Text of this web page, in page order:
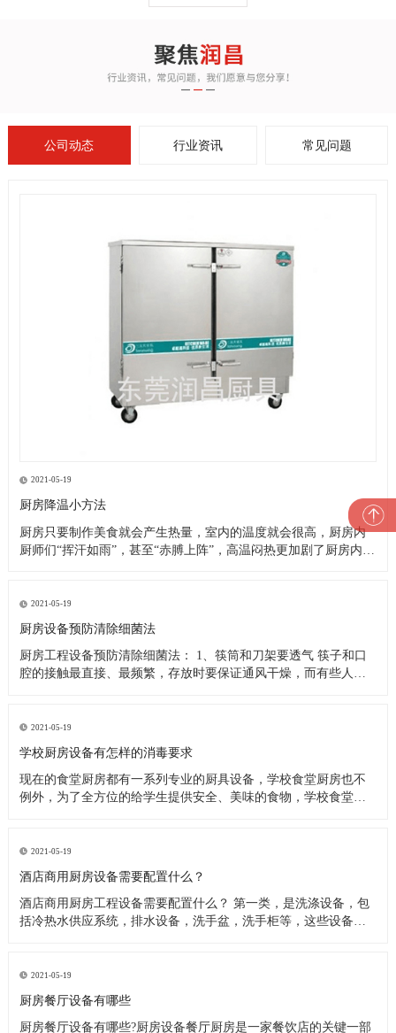
公司动态 行业资讯 常见问题
2021-05-19
厨房降温小方法
厨房只要制作美食就会产生热量，室内的温度就会很高，厨房内
厨师们“挥汗如雨”，甚至“赤膊上阵”，高温闷热更加剧了厨房内的
热，严重影响厨师们的身心健康，大大降低了他们的工作效率及
工作热情
2021-05-19
厨房设备预防清除细菌法
厨房工程设备预防清除细菌法： 1、筷筒和刀架要透气 筷子和口
腔的接触最直接、最频繁，存放时要保证通风干燥，而有些人把
筒，并把它钉在墙上或放在通风处，这样能很快把水沥干。还有
人习惯在筷子上搭
2021-05-19
学校厨房设备有怎样的消毒要求
现在的食堂厨房都有一系列专业的厨具设备，学校食堂厨房也不
例外，为了全方位的给学生提供安全、美味的食物，学校食堂厨
校食堂厨房设备清洗消毒要求 1、使用后的餐具必须在指定的餐具
洗涤槽内将食
2021-05-19
酒店商用厨房设备需要配置什么？
酒店商用厨房工程设备需要配置什么？ 第一类，是洗涤设备，包
括冷热水供应系统，排水设备，洗手盆，洗手柜等，这些设备在
类，是饮食用具，主要包括餐厅家具和饮食用具。 第三类，食物
用具。炊具，
2021-05-19
厨房餐厅设备有哪些
厨房餐厅设备有哪些?厨房设备餐厅厨房是一家餐饮店的关键一部